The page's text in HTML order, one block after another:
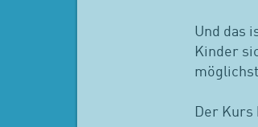
Und das
Kinder
Der Kurs